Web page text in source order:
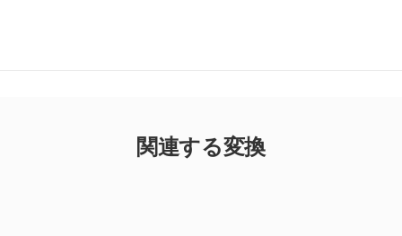
関連する変換